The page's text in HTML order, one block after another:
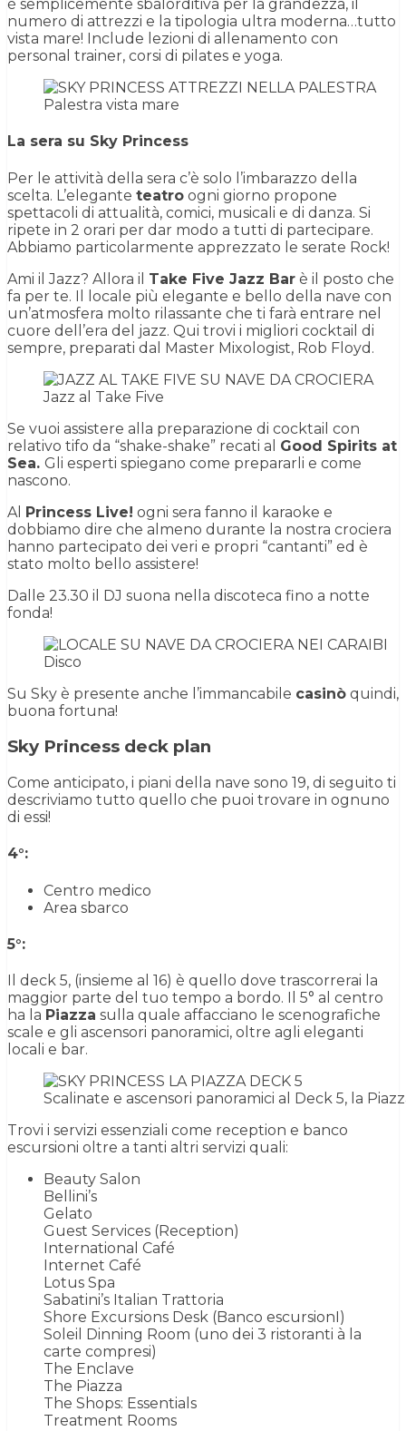
è semplicemente sbalorditiva per la grandezza, il
numero di attrezzi e la tipologia ultra moderna…tutto
vista mare! Include lezioni di allenamento con
personal trainer, corsi di pilates e yoga.
Palestra vista mare
La sera su Sky Princess
Per le attività della sera c’è solo l’imbarazzo della
scelta. L’elegante teatro ogni giorno propone
spettacoli di attualità, comici, musicali e di danza. Si
ripete in 2 orari per dar modo a tutti di partecipare.
Abbiamo particolarmente apprezzato le serate Rock!
Ami il Jazz? Allora il Take Five Jazz Bar è il posto che
fa per te. Il locale più elegante e bello della nave con
un’atmosfera molto rilassante che ti farà entrare nel
cuore dell’era del jazz. Qui trovi i migliori cocktail di
sempre, preparati dal Master Mixologist, Rob Floyd.
Jazz al Take Five
Se vuoi assistere alla preparazione di cocktail con
relativo tifo da “shake-shake” recati al Good Spirits at
Sea. Gli esperti spiegano come prepararli e come
nascono.
Al Princess Live! ogni sera fanno il karaoke e
dobbiamo dire che almeno durante la nostra crociera
hanno partecipato dei veri e propri “cantanti” ed è
stato molto bello assistere!
Dalle 23.30 il DJ suona nella discoteca fino a notte
fonda!
Disco
Su Sky è presente anche l’immancabile casinò quindi,
buona fortuna!
Sky Princess deck plan
Come anticipato, i piani della nave sono 19, di seguito ti
descriviamo tutto quello che puoi trovare in ognuno
di essi!
4°:
Centro medico
Area sbarco
5°:
Il deck 5, (insieme al 16) è quello dove trascorrerai la
maggior parte del tuo tempo a bordo. Il 5° al centro
ha la Piazza sulla quale affacciano le scenografiche
scale e gli ascensori panoramici, oltre agli eleganti
locali e bar.
Scalinate e ascensori panoramici al Deck 5, la
Trovi i servizi essenziali come reception e banco
escursioni oltre a tanti altri servizi quali:
Beauty Salon
Bellini’s
Gelato
Guest Services (Reception)
International Café
Internet Café
Lotus Spa
Sabatini’s Italian Trattoria
Shore Excursions Desk (Banco escursionI)
Soleil Dinning Room (uno dei 3 ristoranti à la
carte compresi)
The Enclave
The Piazza
The Shops: Essentials
Treatment Rooms